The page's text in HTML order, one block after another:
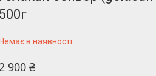
500г
Немає в наявності
900 ₴